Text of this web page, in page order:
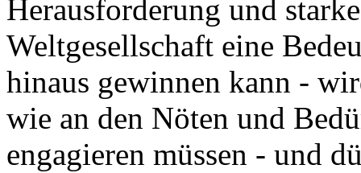
Herausforderung und
Weltgesellschaft eine
hinaus gewinnen kann -
wie an den Nöten und
engagieren müssen - und